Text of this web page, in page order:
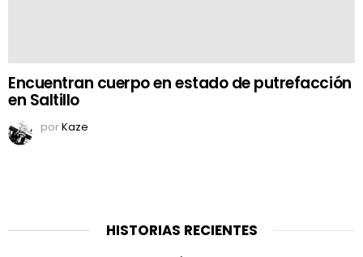
Encuentran cuerpo en estado de putrefacción
en Saltillo
porKaze
HISTORIAS RECIENTES